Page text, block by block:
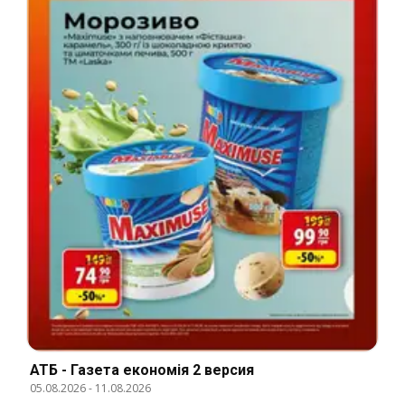
АТБ - Газета економія 2 версия
05.08.2026- 11.08.2026